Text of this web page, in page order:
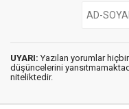
UYARI: Yazılan yorumlar
düşüncelerini
niteliktedir.